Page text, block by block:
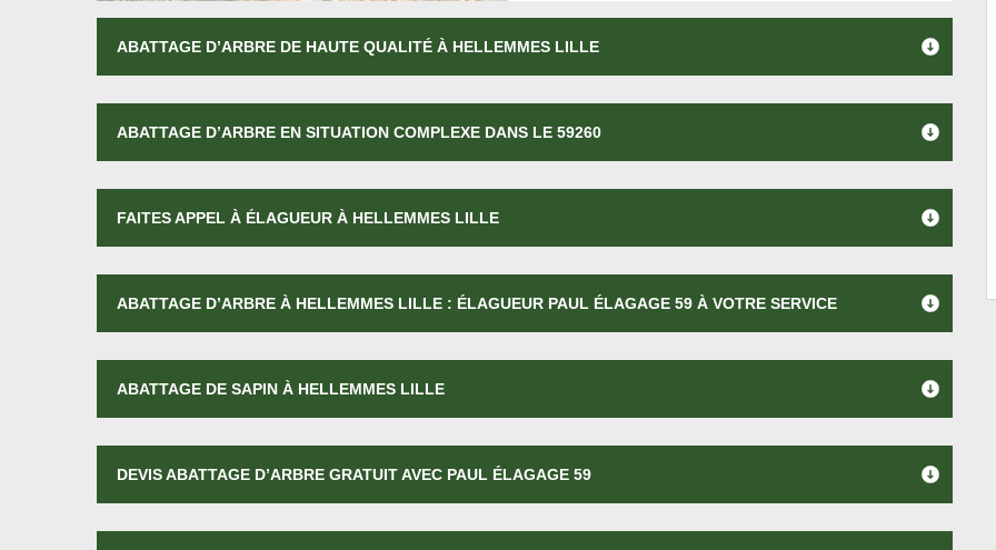
ABATTAGE D’ARBRE DE HAUTE QUALITÉ À HELLEMMES LILLE
ABATTAGE D’ARBRE EN SITUATION COMPLEXE DANS LE 59260
FAITES APPEL À ÉLAGUEUR À HELLEMMES LILLE
ABATTAGE D’ARBRE À HELLEMMES LILLE : ÉLAGUEUR PAUL ÉLAGAGE 59 À VOTRE SERVICE
ABATTAGE DE SAPIN À HELLEMMES LILLE
DEVIS ABATTAGE D’ARBRE GRATUIT AVEC PAUL ÉLAGAGE 59